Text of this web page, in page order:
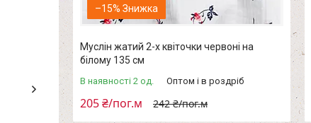
–15%
Муслін жатий 2-х квіточки червоні на
білому 135 см
В наявності 2 од. Оптом і в роздріб
242 ₴/пог.м
205 ₴/пог.м